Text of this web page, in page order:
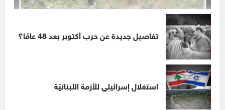
تفاصيل جديدة عن حرب أكتوبر بعد 48 عامًا؟
استغلال إسرائيلي للأزمة اللبنانيّة